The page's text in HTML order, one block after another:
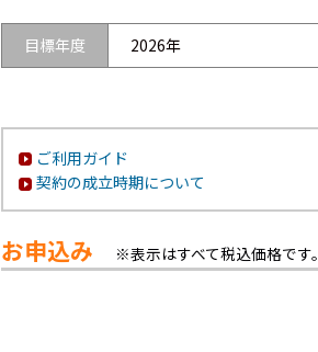
目標年度 2026年
ご利用ガイド
契約の成立時期について
お申込み ※表示はすべて税込価格です。